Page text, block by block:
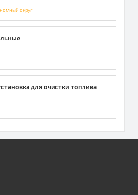
округ
для очистки топлива